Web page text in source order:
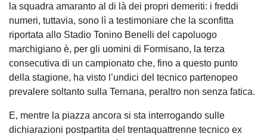
la squadra amaranto al di là dei propri demeriti: i freddi
numeri, tuttavia, sono lì a testimoniare che la sconfitta
riportata allo Stadio Tonino Benelli del capoluogo
marchigiano è, per gli uomini di Formisano, la terza
consecutiva di un campionato che, fino a questo punto
della stagione, ha visto l’undici del tecnico partenopeo
prevalere soltanto sulla Ternana, peraltro non senza fatica.
E, mentre la piazza ancora si sta interrogando sulle
dichiarazioni postpartita del trentaquattrenne tecnico ex